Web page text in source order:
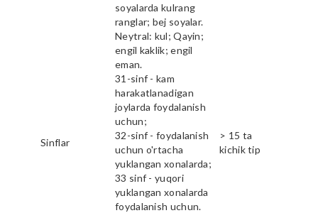
soyalarda kulrang
ranglar; bej soyalar.
Neytral: kul; Qayin;
engil kaklik; engil
eman.
Sinflar
31-sinf - kam
harakatlanadigan
joylarda foydalanish
uchun;
32-sinf - foydalanish
uchun o'rtacha
yuklangan xonalarda;
33 sinf - yuqori
yuklangan xonalarda
foydalanish uchun.
> 15 ta
kichik tip